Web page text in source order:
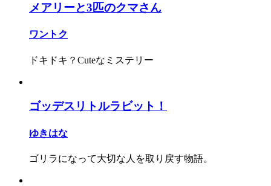
メアリーと3匹のクマさん
ワントク
ドキドキ？Cuteなミステリー
ゴッデスリトルラビット！
ゆきはな
ゴリラになって大切な人を取り戻す物語。